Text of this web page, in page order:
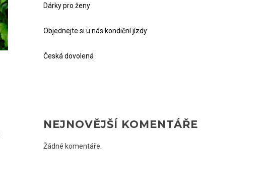
Dárky pro ženy
Objednejte si u nás kondiční jízdy
Česká dovolená
NEJNOVĚJŠÍ KOMENTÁŘE
Žádné komentáře.